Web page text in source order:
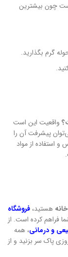
چون بیشترین
گرم بگذارید.
واقعیت این است
پیشرفت آن را
استفاده از مواد
هستید، فروشگاه
فراهم کرده است. از
و درمانی، همه
پاک سر بزنید و از